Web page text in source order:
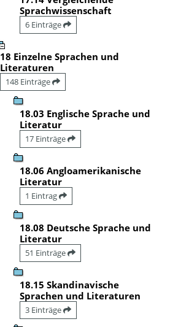
Sprachwissenschaft
6 Einträge
18 Einzelne Sprachen und
Literaturen
148 Einträge
18.03 Englische Sprache und
Literatur
17 Einträge
18.06 Angloamerikanische
Literatur
1 Eintrag
18.08 Deutsche Sprache und
Literatur
51 Einträge
18.15 Skandinavische
Sprachen und Literaturen
3 Einträge